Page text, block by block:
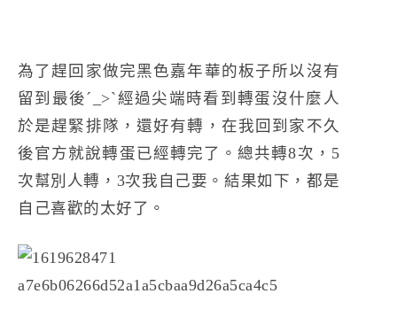
為了趕回家做完黑色嘉年華的板子所以沒有
留到最後ˊ_>ˋ經過尖端時看到轉蛋沒什麼人
於是趕緊排隊，還好有轉，在我回到家不久
後官方就說轉蛋已經轉完了。總共轉8次，5
次幫別人轉，3次我自己要。結果如下，都是
自己喜歡的太好了。